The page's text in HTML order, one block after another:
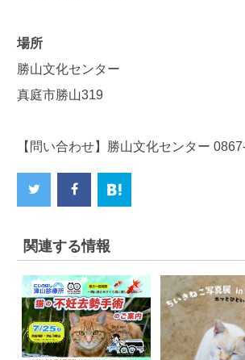
場所
勝山文化センター
真庭市勝山319
【問い合わせ】勝山文化センター
関連する情報